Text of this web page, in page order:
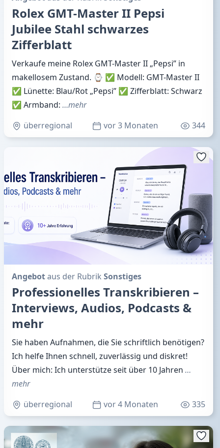
Rolex GMT-Master II Pepsi
Jubilee Stahl schwarzes
Zifferblatt
Verkaufe meine Rolex GMT-Master II „Pepsi” in
makellosem Zustand. ⌚ ✅ Modell: GMT-Master II
✅ Lünette: Blau/Rot „Pepsi” ✅ Zifferblatt: Schwarz
✅ Armband: …mehr
überregional
vor 3 Monaten 344
Angebotaus der Rubrik Sonstiges
Professionelles Transkribieren –
Interviews, Audios, Podcasts &
mehr
Sie haben Aufnahmen, die Sie schriftlich benötigen?
Ich helfe Ihnen schnell, zuverlässig und diskret!
Über mich: Ich unterstütze seit über 10 Jahren …
mehr
überregional
vor 4 Monaten 335